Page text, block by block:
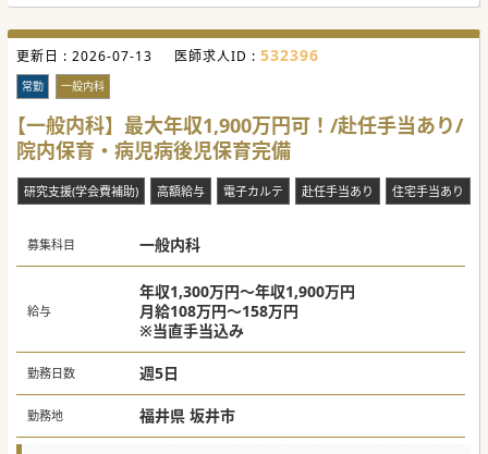
により午後は1コマ程度専門外来の開設が可能です。
■外来、病棟管理を中心とした対応をお願いしたいと考えて
おりますが、ご希望により訪問診療を付加することも可能で
す。
■当直は平日3回/月、日曜日の日直を1回/月をお願いしたい
と考えておりますが、ご家庭の事情等による免除相談は可能
です。
【医療機関情報】
■設立から80年という長い歴史を有します。2016年に新築
移転し、地域包括ケアシステムに対応した病院運営を行って
います。
■整形オペに力をいれております。県外から医師を招聘し、
人工関節の手術支援ロボット等も導入して高い手術精度を誇
■健康経営にも取り組み、有給休暇の取得推進や、残業時間
の抑制、メンタルケアなど従業員の心身の健康にも配慮して
います。
#秋入職可
更新日 : 2026-07-13 医師求人ID : 532396
常勤 一般内科
【一般内科】最大年収1,900万円可！/赴任手当あり/
院内保育・病児病後児保育完備
研究支援(学会費補助) 高額給与 電子カルテ 赴任手当あり 住宅手当あり
募集科目 一般内科
給与
年収1,300万円～年収1,900万円
月給108万円～158万円
※当直手当込み
勤務日数 週5日
勤務地 福井県 坂井市